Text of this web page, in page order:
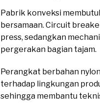
Pabrik konveksi
bersamaan. Circuit
press, sedangkan
pergerakan bagian tajam.
Perangkat berbahan
terhadap lingkungan
sehingga membantu